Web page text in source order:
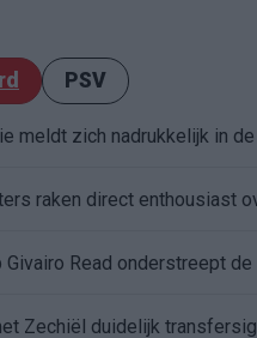
PSV
meldt zich nadrukkelijk in
raken direct enthousiast
Zechiël duidelijk